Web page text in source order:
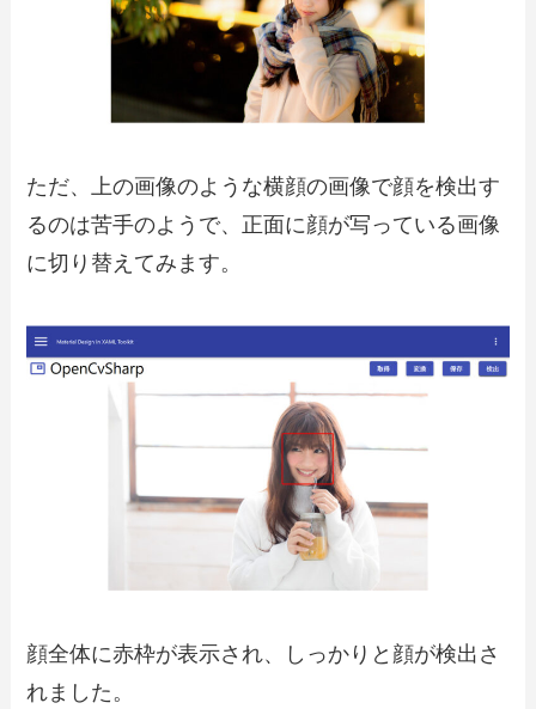
ただ、上の画像のような横顔の画像で顔を検出す
るのは苦手のようで、正面に顔が写っている画像
に切り替えてみます。
顔全体に赤枠が表示され、しっかりと顔が検出さ
れました。